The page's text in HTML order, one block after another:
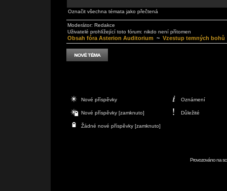
Označit všechna témata jako přečtená
Moderátor: Redakce
Uživatelé prohlížející toto fórum: nikdo není přítomen
Obsah fóra Asterion Auditorium ~ Vzestup temných bohů
Nové příspěvky Oznámení
Nové příspěvky [zamknuto] Důležité
Žádné nové příspěvky [zamknuto]
Provozováno na